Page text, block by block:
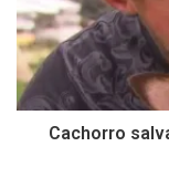
Cachorro